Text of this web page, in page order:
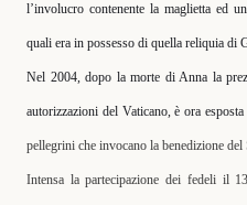
l’involucro contenente la maglietta ed
quali era in possesso di quella reliquia di
Nel 2004, dopo la morte di Anna la
autorizzazioni del Vaticano, è ora
pellegrini che invocano la benedizione del
Intensa la partecipazione dei fedeli il